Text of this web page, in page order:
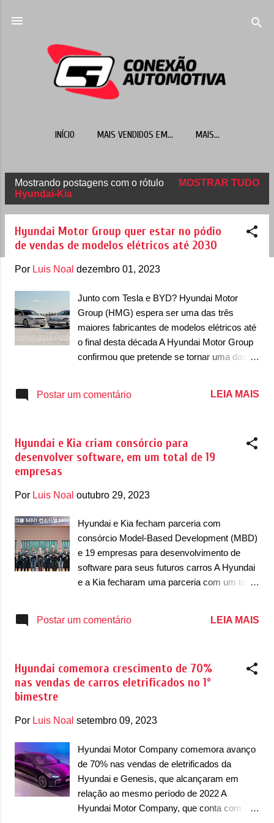
INÍCIO MAIS VENDIDOS EM... MAIS…
o
Mostrando postagens com o rótulo
Hyundai-Kia
MOSTRAR TUDO
Hyundai Motor Group quer estar no pódio
de vendas de modelos elétricos até 2030
Por Luis Noal dezembro 01, 2023
Junto com Tesla e BYD? Hyundai Motor
Group (HMG) espera ser uma das três
maiores fabricantes de modelos elétricos até
o final desta década A Hyundai Motor Group
confirmou que pretende se tornar uma das
investimento pesado de US$ 18,2 bilhões até
marcas Hyundai, Kia e Genesis. Hoje, a linha
de modelos elétricos vem expandindo, mas
para a chegada de novos veículos, que
Segundo informações em entrevista ao
Automotive News , a Hyundai estabeleceu
uma meta de longo prazo que prevê um dos
três maiores produtores de carros elétricos
do mundo, que hoje conta com Tesla e BYD
querem fazer parte deste pódio, como a
Postar um comentário LEIA MAIS
Hyundai e Kia criam consórcio para
desenvolver software, em um total de 19
empresas
Por Luis Noal outubro 29, 2023
Hyundai e Kia fecham parceria com
consórcio Model-Based Development (MBD)
e 19 empresas para desenvolvimento de
software para seus futuros carros A Hyundai
e a Kia fecharam uma parceria com um total
levantará investimentos para o
sistemas de controle dos veículos das duas
marcas. O total de 19 empresas vai trazer
por meio do compartilhamento de tecnologia
em Seul, na Coreia do Sul, o Memorando de
Entendimento (MOU) multilateral com 17
empresas líderes do setor, além de Hyundai
e Kia. A parceria visa desenvolver veículos
definidos por software (SDVs), que requer
Postar um comentário LEIA MAIS
Hyundai comemora crescimento de 70%
nas vendas de carros eletrificados no 1º
bimestre
Por Luis Noal setembro 09, 2023
Hyundai Motor Company comemora avanço
de 70% nas vendas de eletrificados da
Hyundai e Genesis, que alcançaram em
relação ao mesmo período de 2022 A
Hyundai Motor Company, que conta com